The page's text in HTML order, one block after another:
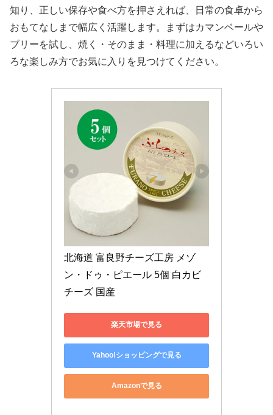
知り、正しい保存や食べ方を押さえれば、日常の食卓から
おもてなしまで幅広く活躍します。まずはカマンベールや
ブリーを試し、焼く・そのまま・料理に加えるなどいろい
ろな楽しみ方でお気に入りを見つけてください。
北海道 富良野チーズ工房 メゾ
ン・ドゥ・ピエール 5個 白カビ
チーズ 国産
楽天市場で見る
Yahoo!ショッピングで見る
Amazonで見る